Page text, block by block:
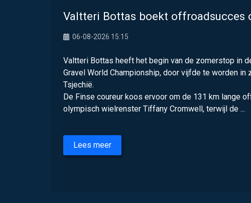
Valtteri Bottas boekt offroadsucces
06-08-2026 15:15
Valtteri Bottas heeft het begin van de zomerstop in
Gravel World Championship, door vijfde te worden
Tsjechië.
De Finse coureur koos ervoor om de 131 km lange
olympisch wielrenster Tiffany Cromwell, terwijl de ...
Lees meer